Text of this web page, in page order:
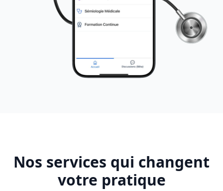
Nos services qui changent
votre pratique